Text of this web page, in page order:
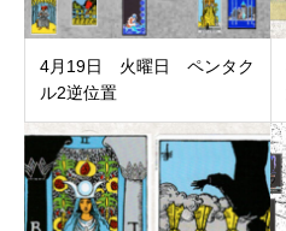
4月19日 火曜日 ペンタク
ル2逆位置